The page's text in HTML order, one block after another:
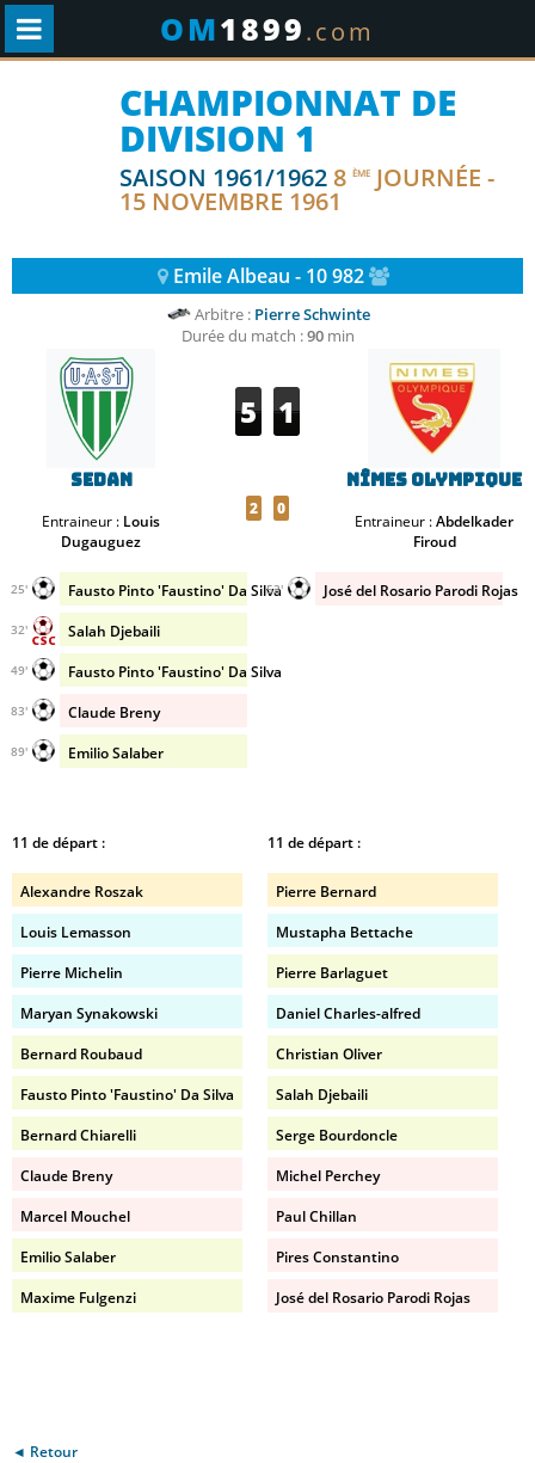
OM1899.com
CHAMPIONNAT DE
DIVISION 1
SAISON 1961/1962 8 ÈME JOURNÉE -
15 NOVEMBRE 1961
Emile Albeau - 10 982
Arbitre : Pierre Schwinte
Durée du match :90min
Sedan
Entraineur : Louis
Dugauguez
5 1
2 0
Nîmes Olympique
Entraineur :Abdelkader
Firoud
Fausto Pinto 'Faustino' Da Silva
25'
Salah Djebaili
32'
Fausto Pinto 'Faustino' Da Silva
49'
Claude Breny
83'
Emilio Salaber
89'
José del Rosario Parodi Rojas
53'
11 de départ :
Alexandre Roszak
Louis Lemasson
Pierre Michelin
Maryan Synakowski
Bernard Roubaud
Fausto Pinto 'Faustino' Da Silva
Bernard Chiarelli
Claude Breny
Marcel Mouchel
Emilio Salaber
Maxime Fulgenzi
11 de départ :
Pierre Bernard
Mustapha Bettache
Pierre Barlaguet
Daniel Charles-alfred
Christian Oliver
Salah Djebaili
Serge Bourdoncle
Michel Perchey
Paul Chillan
Pires Constantino
José del Rosario Parodi Rojas
◄ Retour